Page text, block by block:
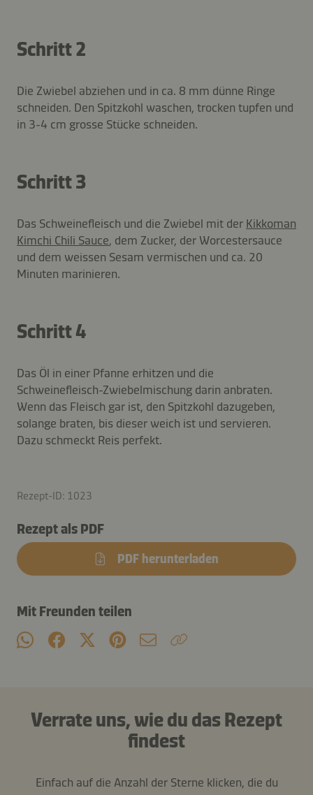
Schritt 2
Die Zwiebel abziehen und in ca. 8 mm dünne Ringe
schneiden. Den Spitzkohl waschen, trocken tupfen und
in 3-4 cm grosse Stücke schneiden.
Schritt 3
Das Schweinefleisch und die Zwiebel mit der Kikkoman
Kimchi Chili Sauce, dem Zucker, der Worcestersauce
und dem weissen Sesam vermischen und ca. 20
Minuten marinieren.
Schritt 4
Das Öl in einer Pfanne erhitzen und die
Schweinefleisch-Zwiebelmischung darin anbraten.
Wenn das Fleisch gar ist, den Spitzkohl dazugeben,
solange braten, bis dieser weich ist und servieren.
Dazu schmeckt Reis perfekt.
Rezept-ID: 1023
Rezept als PDF
PDF herunterladen
Mit Freunden teilen
Verrate uns, wie du das Rezept
findest
Einfach auf die Anzahl der Sterne klicken, die du